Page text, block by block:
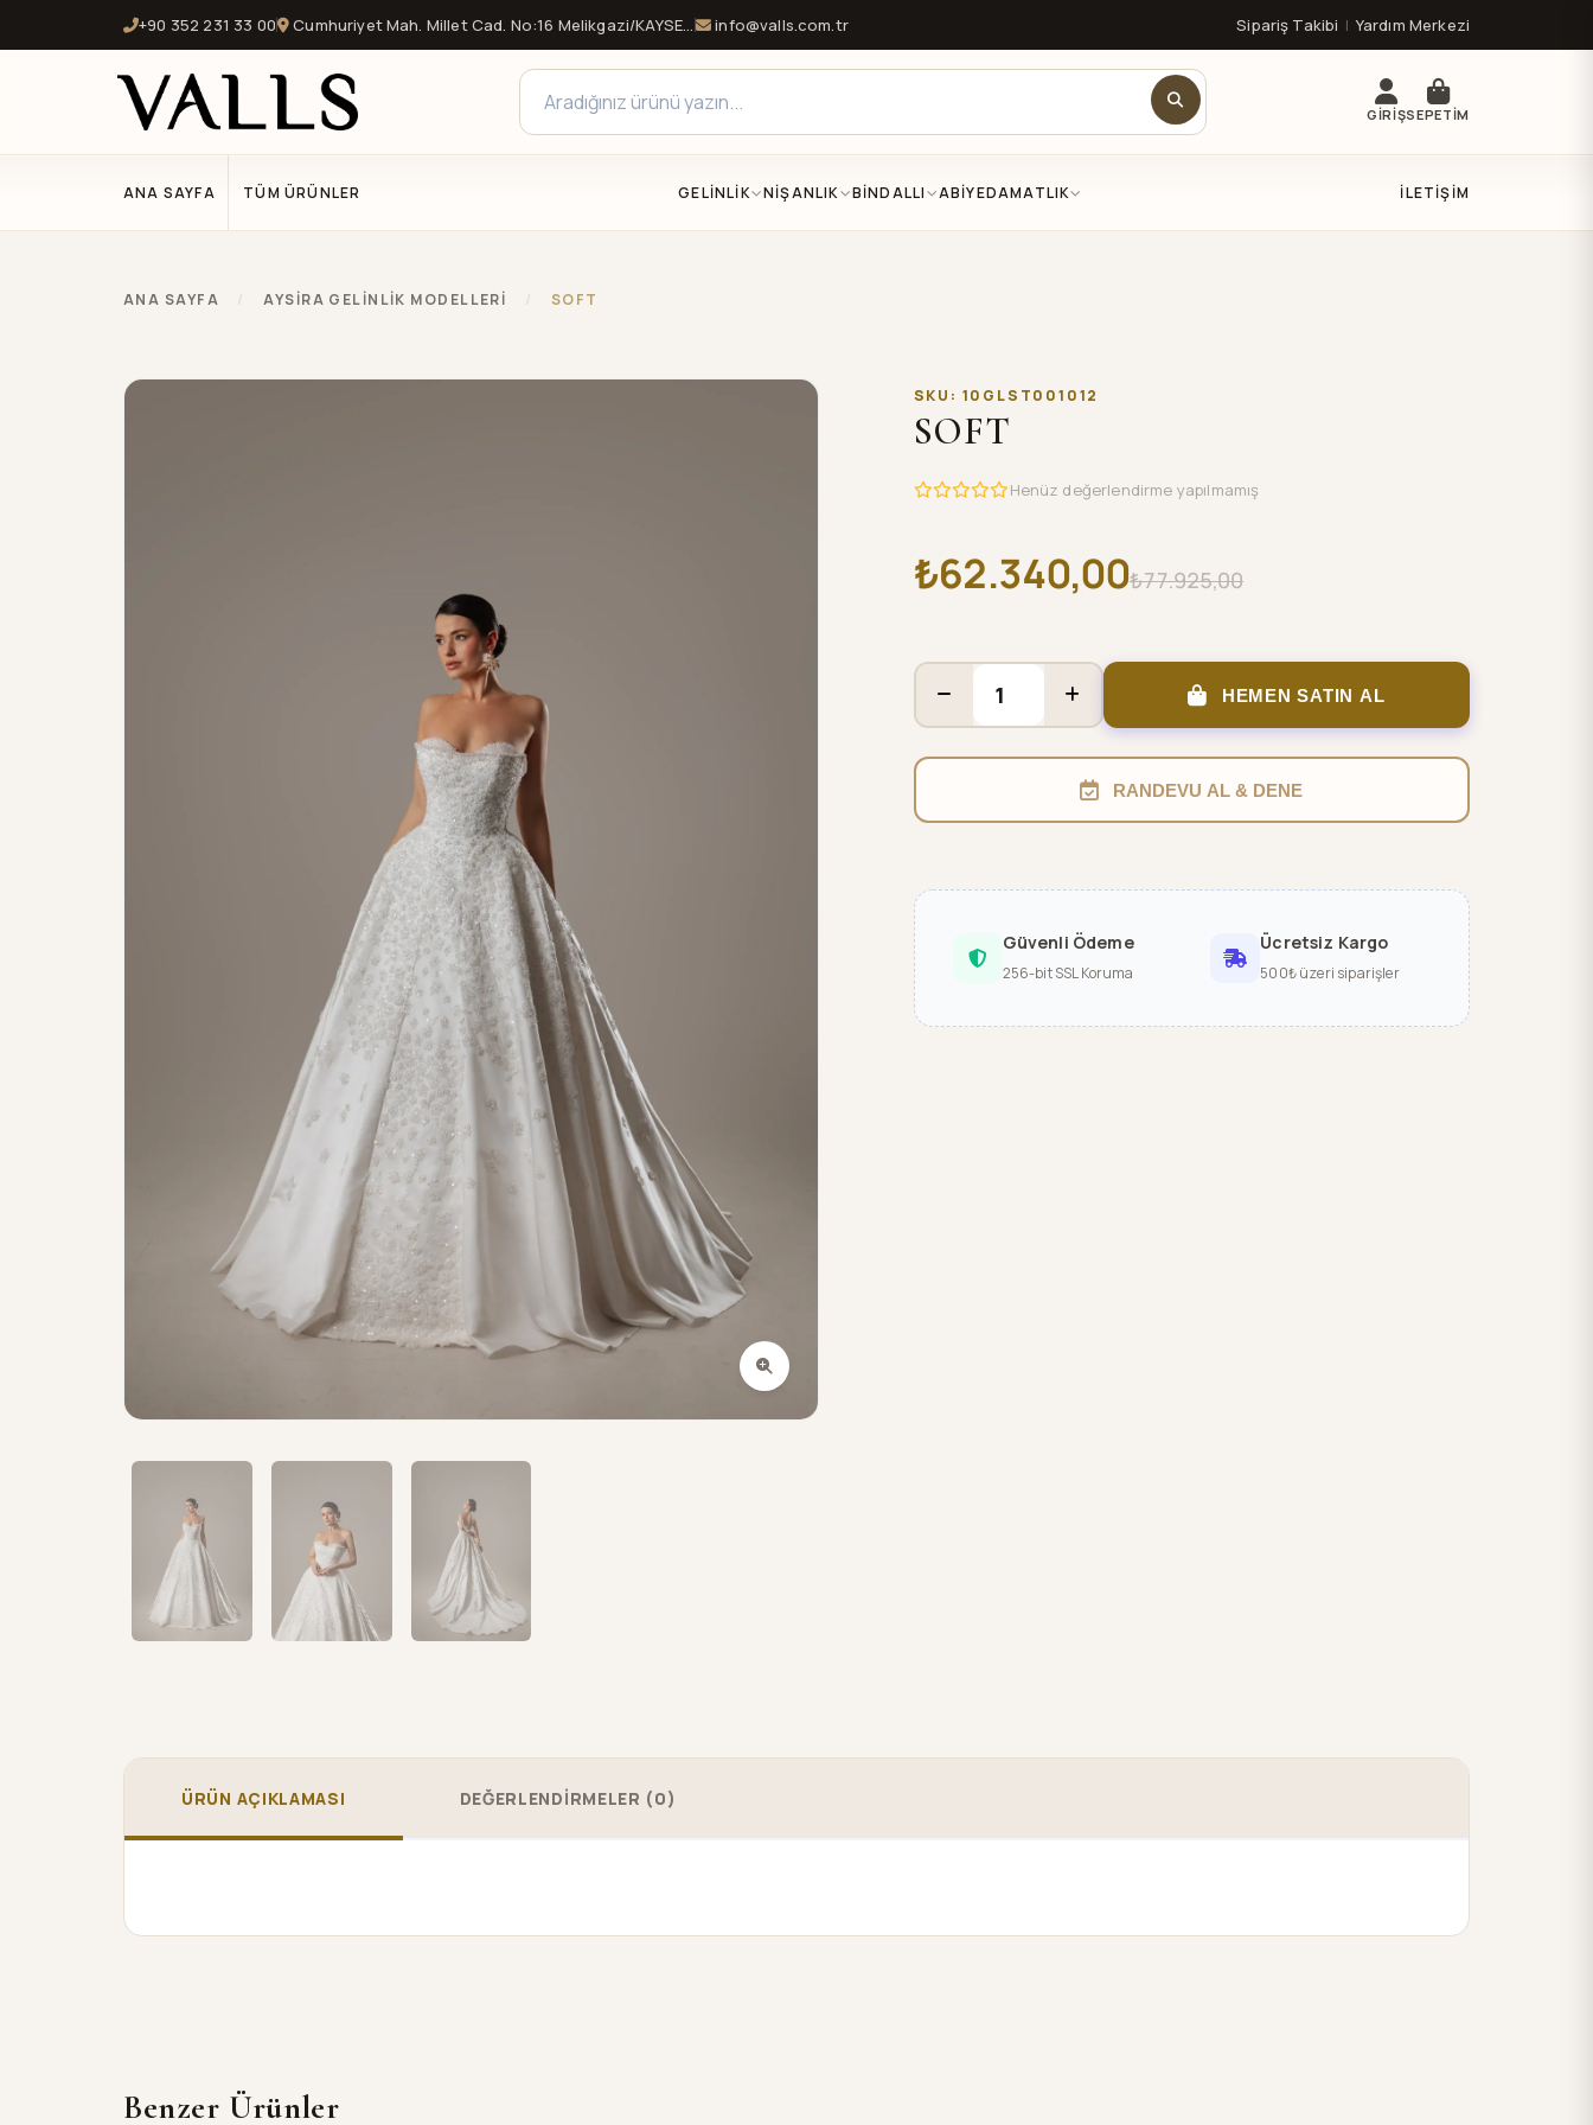
+90 352 231 33 00 Cumhuriyet Mah. Millet Cad. No:16 Melikgazi/KAYSERİ info@valls.com.tr Sipariş Takibi | Yardım Merkezi
GİRİŞSEPETİM
ANA SAYFA TÜM ÜRÜNLER GELİNLİK NİŞANLIK BİNDALLI ABİYEDAMATLIK İLETIŞIM
ANA SAYFA AYSIRA GELINLIK MODELLERI SOFT
SKU: 10GLST001012
SOFT
Henüz değerlendirme yapılmamış
₺77.925,00
₺62.340,00
HEMEN SATIN AL
RANDEVU AL & DENE
Güvenli Ödeme
256-bit SSL Koruma
Ücretsiz Kargo
500₺ üzeri siparişler
ÜRÜN AÇIKLAMASI DEĞERLENDİRMELER (0)
Benzer Ürünler